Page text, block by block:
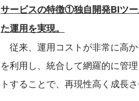
サービスの特徴①独自開発BIツ
た運用を実現。
従来、運用コストが非常に高
を利用し、統合して網羅的に管
トすることで、再現性高く成長